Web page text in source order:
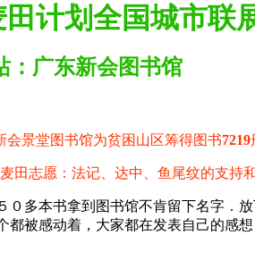
计划全国城市联
：广东新会图书馆
会景堂图书馆为贫困山区筹得图书7219
田志愿：法记、达中、鱼尾纹的支持
多本书拿到图书馆不肯留下名字．
被感动着，大家都在发表自己的感